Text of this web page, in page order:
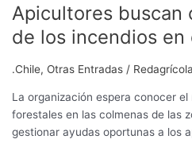
Apicultores buscan
de los incendios en
.Chile, Otras Entradas / Redagrícola
La organización espera conocer
forestales en las colmenas de las
gestionar ayudas oportunas a los